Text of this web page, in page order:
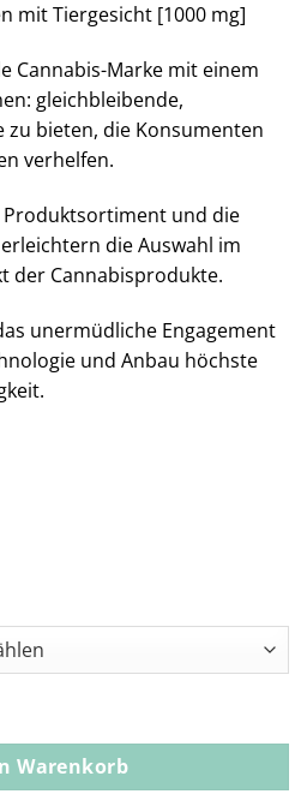
bis
€2.100,00
mit Tiergesicht [1000 mg]
Cannabis-Marke mit einem
gleichbleibende,
zu bieten, die Konsumenten
verhelfen.
und die
die Auswahl im
der Cannabisprodukte.
unermüdliche Engagement
und Anbau höchste
Animal Face [1000mg] Menge
Warenkorb